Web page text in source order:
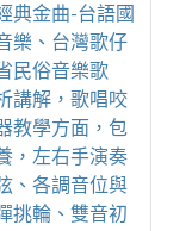
典金曲-台語國
樂、台灣歌仔
民俗音樂歌
講解，歌唱咬
教學方面，包
，左右手演奏
、各調音位與
挑輪、雙音初